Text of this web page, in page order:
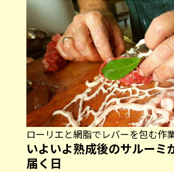
ローリエと網脂でレバーを包む作
いよいよ熟成後のサルーミ
届く日